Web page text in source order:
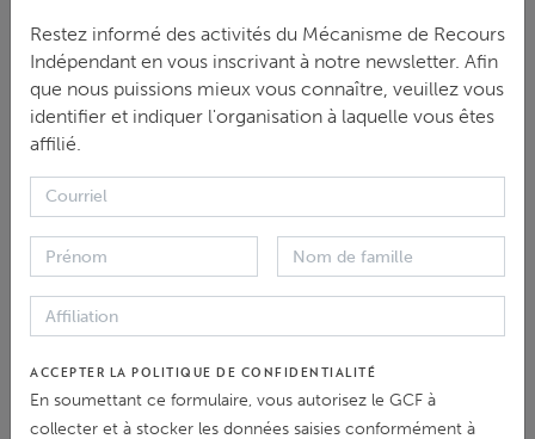
TÉLÉCHARGER
ANGLAIS PDF 389.88 KB
DATE DE COUVERTURE
31 août 2021
TYPE DE DOCUMENT
Restez informé des activités du Mécanisme de Recours
Indépendant en vous inscrivant à notre newsletter. Afin
que nous puissions mieux vous connaître, veuillez vous
identifier et indiquer l'organisation à laquelle vous êtes
affilié.
ACCEPTER LA POLITIQUE DE CONFIDENTIALITÉ
En soumettant ce formulaire, vous autorisez le GCF à
collecter et à stocker les données saisies conformément à